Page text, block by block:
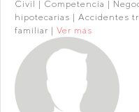
Civil | Competencia |
hipotecarias | Accidentes
familiar | Ver más